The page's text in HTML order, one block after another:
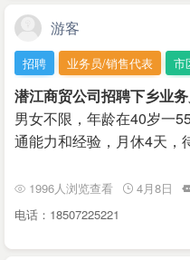
游客
招聘 业务员/销售代表 市
潜江商贸公司招聘下乡业
男女不限，年龄在40岁一
通能力和经验，月休4天，
1996人浏览查看 4月8日
电话：18507225221